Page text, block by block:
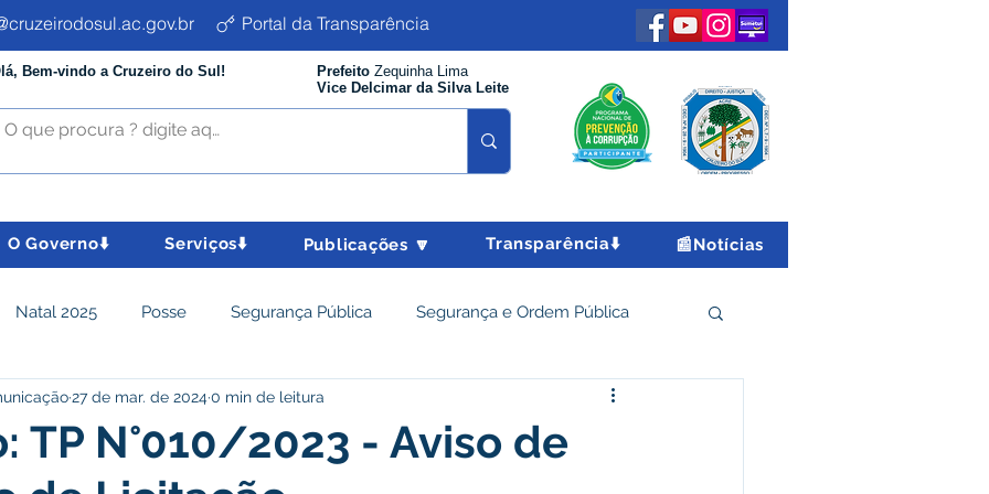
Portal da Transparência
Bem-vindo a Cruzeiro do Sul! Prefeito Zequinha Lima
Vice Delcimar da Silva Leite
O Governo⬇️ Serviços⬇️ Publicações 🔽 Transparência⬇️ 📰Notícias
Natal 2025 Posse Segurança Pública Segurança e Ordem Pública
Social e Cidadania Parcerias Desenvolvimento Econômico e Turismo
e turismo Tributos
TP N°010/2023 - Aviso de
27 de mar. de 20240 min de leitura